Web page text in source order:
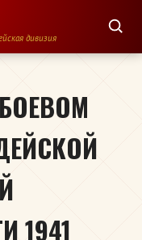
дивизия
1941